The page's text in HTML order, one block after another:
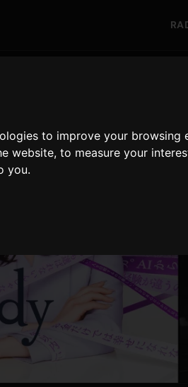
to improve your
website,to measure your
you.